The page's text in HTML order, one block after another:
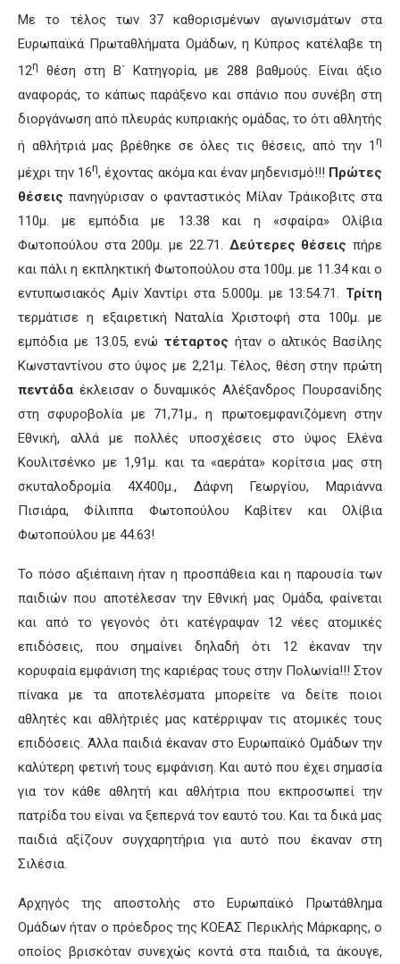
Με το τέλος των 37 καθορισμένων αγωνισμάτων στα
Ευρωπαϊκά Πρωταθλήματα Ομάδων, η Κύπρος κατέλαβε τη
12η
θέση στη Β΄ Κατηγορία, με 288 βαθμούς. Είναι άξιο
αναφοράς, το κάπως παράξενο και σπάνιο που συνέβη στη
διοργάνωση από πλευράς κυπριακής ομάδας, το ότι αθλητής
ή αθλήτριά μας βρέθηκε σε όλες τις θέσεις, από την 1 η
μέχρι την 16η, έχοντας ακόμα και έναν μηδενισμό!!! Πρώτες
θέσεις πανηγύρισαν ο φανταστικός Μίλαν Τράικοβιτς στα
110μ. με εμπόδια με 13.38 και η «σφαίρα» Ολίβια
Φωτοπούλου στα 200μ. με 22.71. Δεύτερες θέσεις πήρε
και πάλι η εκπληκτική Φωτοπούλου στα 100μ. με 11.34 και ο
εντυπωσιακός Αμίν Χαντίρι στα 5.000μ. με 13:54.71. Τρίτη
τερμάτισε η εξαιρετική Ναταλία Χριστοφή στα 100μ. με
εμπόδια με 13.05, ενώ τέταρτος ήταν ο αλτικός Βασίλης
Κωνσταντίνου στο ύψος με 2,21μ. Τέλος, θέση στην πρώτη
πεντάδα έκλεισαν ο δυναμικός Αλέξανδρος Πουρσανίδης
στη σφυροβολία με 71,71μ., η πρωτοεμφανιζόμενη στην
Εθνική, αλλά με πολλές υποσχέσεις στο ύψος Ελένα
Κουλιτσένκο με 1,91μ. και τα «αεράτα» κορίτσια μας στη
σκυταλοδρομία 4Χ400μ., Δάφνη Γεωργίου, Μαριάννα
Πισιάρα, Φίλιππα Φωτοπούλου Καβίτεν και Ολίβια
Φωτοπούλου με 44.63!
Το πόσο αξιέπαινη ήταν η προσπάθεια και η παρουσία των
παιδιών που αποτέλεσαν την Εθνική μας Ομάδα, φαίνεται
και από το γεγονός ότι κατέγραψαν 12 νέες ατομικές
επιδόσεις, που σημαίνει δηλαδή ότι 12 έκαναν την
κορυφαία εμφάνιση της καριέρας τους στην Πολωνία!!! Στον
πίνακα με τα αποτελέσματα μπορείτε να δείτε ποιοι
αθλητές και αθλήτριές μας κατέρριψαν τις ατομικές τους
επιδόσεις. Άλλα παιδιά έκαναν στο Ευρωπαϊκό Ομάδων την
καλύτερη φετινή τους εμφάνιση. Και αυτό που έχει σημασία
για τον κάθε αθλητή και αθλήτρια που εκπροσωπεί την
πατρίδα του είναι να ξεπερνά τον εαυτό του. Και τα δικά μας
παιδιά αξίζουν συγχαρητήρια για αυτό που έκαναν στη
Σιλέσια.
Αρχηγός της αποστολής στο Ευρωπαϊκό Πρωτάθλημα
Ομάδων ήταν ο πρόεδρος της ΚΟΕΑΣ Περικλής Μάρκαρης, ο
οποίος βρισκόταν συνεχώς κοντά στα παιδιά, τα άκουγε,